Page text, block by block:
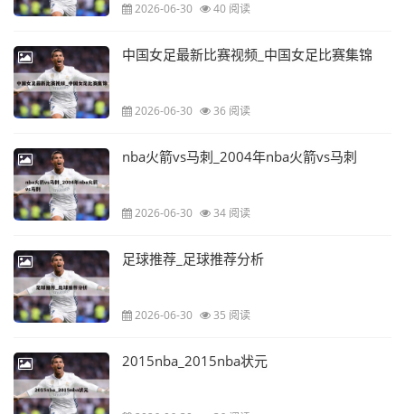
2026-06-30 40 阅读
中国女足最新比赛视频_中国女足比赛集锦
2026-06-30 36 阅读
nba火箭vs马刺_2004年nba火箭vs马刺
2026-06-30 34 阅读
足球推荐_足球推荐分析
2026-06-30 35 阅读
2015nba_2015nba状元